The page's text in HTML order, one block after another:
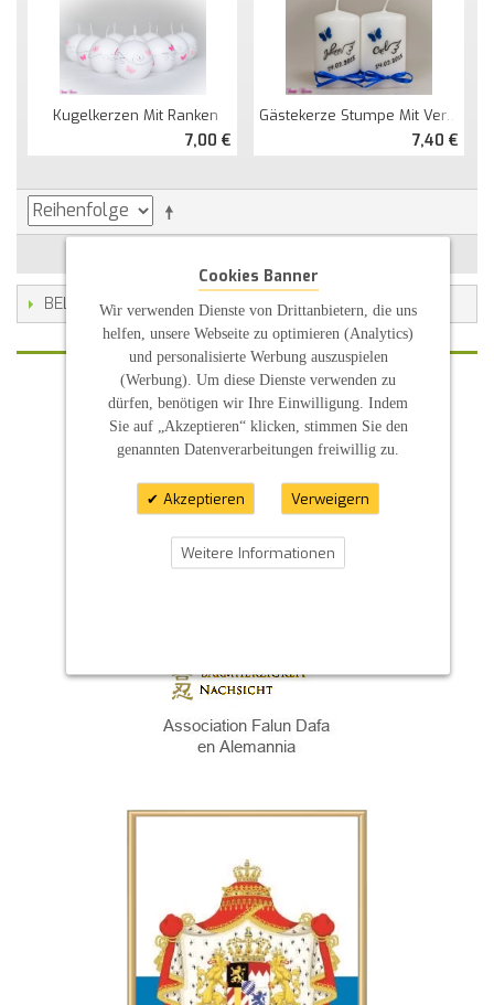
Kugelkerzen Mit Ranken
7,00 €
Gästekerze Stumpe Mit Verzierung
7,40 €
BELIEBTE SCHLAGWORTE
KONTAKT
INFORMATION
- Allgemeine Geschäftsbedingung (AGB)
- Widerrufsbelehrung
- Datenschutzerklärung
- Impressum
E-Mail: infos@sp-kerzen.de
Cookies Banner
Wir verwenden Dienste von Drittanbietern, die uns
helfen, unsere Webseite zu optimieren (Analytics)
und personalisierte Werbung auszuspielen
(Werbung). Um diese Dienste verwenden zu
dürfen, benötigen wir Ihre Einwilligung. Indem
Sie auf „Akzeptieren“ klicken, stimmen Sie den
genannten Datenverarbeitungen freiwillig zu.
Akzeptieren Verweigern
Weitere Informationen